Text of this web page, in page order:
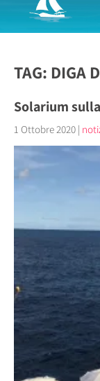
TAG: DIGA
Solarium
1 Ottobre 2020 |